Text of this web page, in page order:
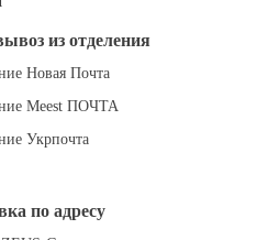
из отделения
Новая Почта
Meest ПОЧТА
Укрпочта
по адресу